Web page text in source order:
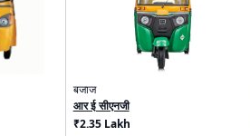
बजाज
आर ई सीएनजी
₹2.35 Lakh